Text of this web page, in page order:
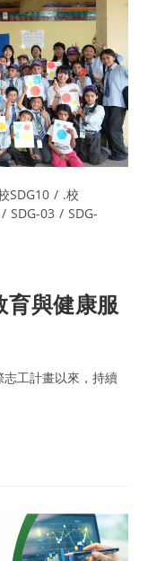
SDG10 / .校
/ SDG-03 / SDG-
與健康服
工計畫以來，持續